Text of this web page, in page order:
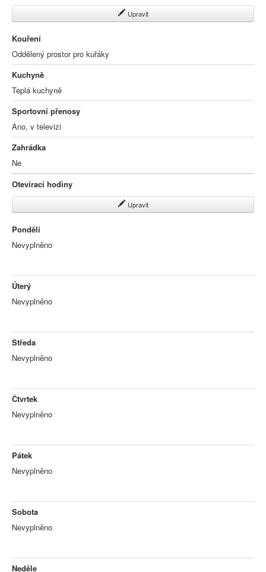
Upravit
Kouření
Oddělený prostor pro kuřáky
Kuchyně
Teplá kuchyně
Sportovní přenosy
Ano, v televizi
Zahrádka
Ne
Otevírací hodiny
Upravit
Pondělí
Nevyplněno
Úterý
Nevyplněno
Středa
Nevyplněno
Čtvrtek
Nevyplněno
Pátek
Nevyplněno
Sobota
Nevyplněno
Neděle